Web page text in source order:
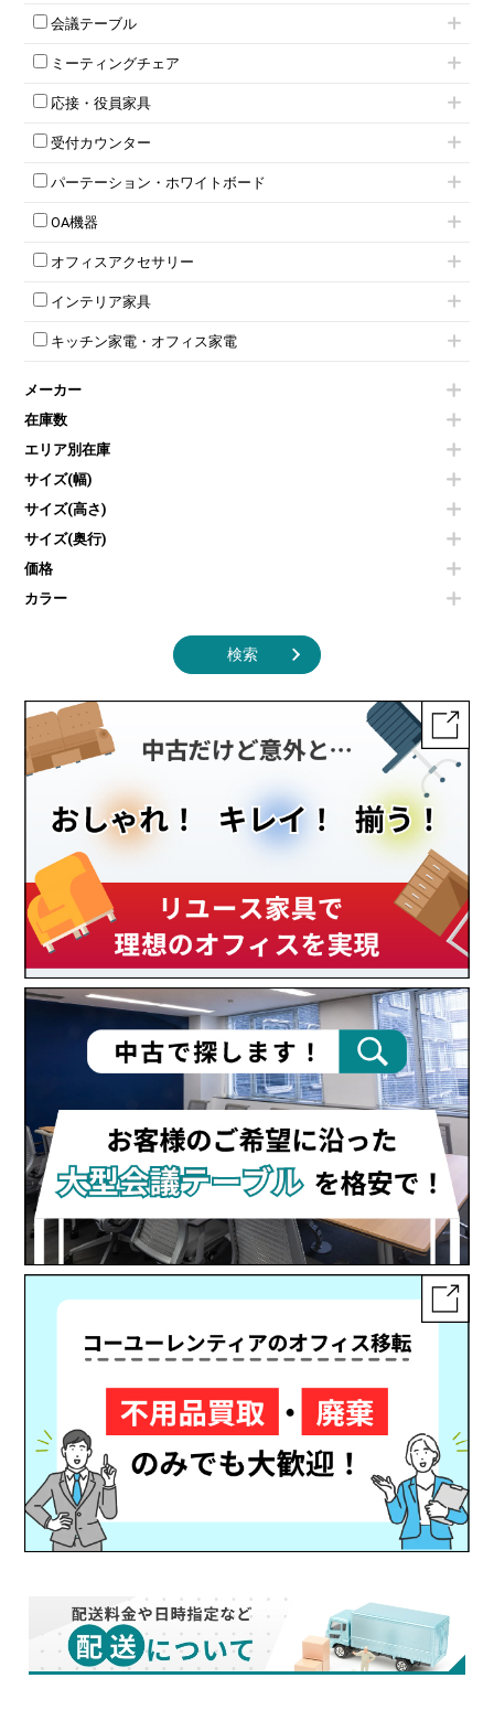
両開きキャビネット
上下連結キャビネット
軽量ラック（スチールラック）
収納家具その他
両開書庫
ラテラル書庫
1人用ロッカー
2人用ロッカー
3人用ロッカー
5人用ロッカー
8人用ロッカー
多人数ロッカー
ダイヤル錠ロッカー
ダイヤル錠ロッカー
ワードローブ・クローゼット
会議テーブル
ミーティングテーブル
スタッキングテーブル
ネスティングテーブル
カウンターテーブル
T字脚テーブル
会議テーブルW1200～
会議テーブルW1800～
平行スタックテーブル
会議テーブルその他
ミーティングチェア
キャスター付きミーティングチェア
スタッキングミーティングチェア
テーブル付きミーティングチェア
折りたたみミーティングチェア
ハイチェア
ミーティングチェアその他
応接・役員家具
応接セット
応接ソファ
応接チェア
応接・役員家具その他
受付カウンター
ハイカウンター
ローカウンター
ラウンジカウンター
パーテーション・ホワイトボード
パーテーション
自立タイプパーテーション
パーテーションその他
壁掛けホワイトボード
ホワイトボードその他
OA機器
電話機（ビジネスフォン）
シュレッダー
スクリーン
その他OA機器
オフィスアクセサリー
チェア用台車
演台・講演台・演説台
防音パネル
コートハンガー・ポールハンガー
傘立て
食器棚・キッチンキャビネット
カタログスタンド
オフィスアクセサリーその他
インテリア家具
モールドチェア
ダイニングチェア
カウンターテーブル
センターテーブル・サイドテーブル
ベンチ・スツール
ソファ
シェルフ
ダストボックス（ゴミ箱）
インテリア家具その他
キッチン家電・オフィス家電
冷蔵庫・洗濯機
空気清浄機・加湿器
液晶テレビ・モニター類
エアコン
照明機器
掃除機
季節家電
メーカー
在庫数
エリア別在庫
サイズ(幅)
サイズ(高さ)
サイズ(奥行)
価格
カラー
検索